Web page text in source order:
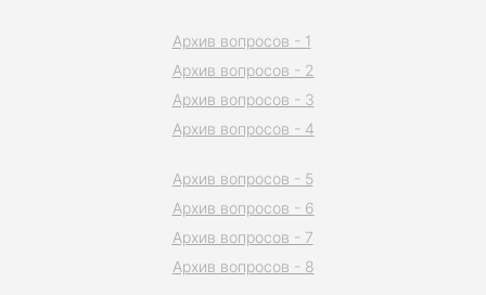
Архив вопросов - 1
Архив вопросов - 2
Архив вопросов - 3
Архив вопросов - 4
Архив вопросов - 5
Архив вопросов - 6
Архив вопросов - 7
Архив вопросов - 8